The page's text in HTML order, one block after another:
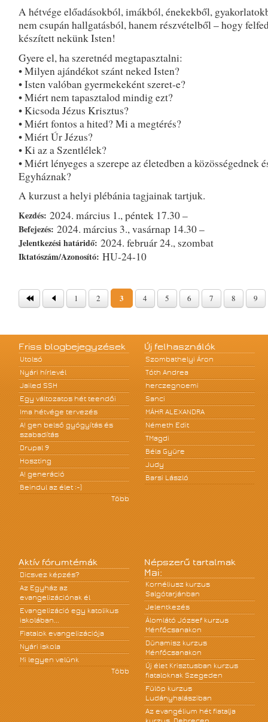
A hétvége előadásokból, imákból, énekekből,
nem csupán hallgatásból, hanem részvételből – hogy
készített nekünk Isten!
Gyere el, ha szeretnéd megtapasztalni:
• Milyen ajándékot szánt neked Isten?
• Isten valóban gyermekeként szeret-e?
• Miért nem tapasztalod mindig ezt?
• Kicsoda Jézus Krisztus?
• Miért fontos a hited? Mi a megtérés?
• Miért Úr Jézus?
• Ki az a Szentlélek?
• Miért lényeges a szerepe az életedben a közösségednek
Egyháznak?
A kurzust a helyi plébánia tagjainak tartjuk.
Kezdés: 2024. március 1., péntek 17.30 –
Befejezés: 2024. március 3., vasárnap 14.30 –
Jelentkezési határidő: 2024. február 24., szombat
Iktatószám/Azonosító: HU-24-10
Oldalak 1 2 3 4 5 6 7 8 9
Friss blogbejegyzések
Utolsó
Nyári hírlevél
Jailed SSH
Egy változatos hét teendői
Ima hétvége tervezés
A! gen belső gyógyítás és
szabadítás
Drupal 9
Hoszting
A! generáció
Beindul az élet :-)
Több
Új felhasználók
Szombathelyi Áron
Tóth Andrea
herczegnoemi
Sanci
MÁHR ALEXANDRA
Németh Edit
TMagdi
Béla Gyüre
Judy
Barsi László
Aktív fórumtémák
Dicsvez képzés?
Az Egyház az
evangelizációnak él
Evangelizáció egy katolikus
iskolában...
Fiatalok evangelizációja
Nyári iskola
Mi legyen velünk
Több
Népszerű tartalmak
Mai:
Kornéliusz kurzus
Salgótarjánban
Jelentkezés
Álomlátó József kurzus
Ménfőcsanakon
Dünamisz kurzus
Ménfőcsanakon
Új élet Krisztusban kurzus
fiataloknak Szegeden
Fülöp kurzus
Ludányhalásziban
Az evangélium hét fiatalja